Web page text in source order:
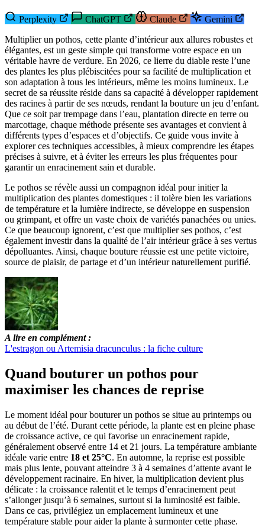
Perplexity ChatGPT Claude
Gemini
Multiplier un pothos, cette plante d’intérieur aux allures robustes et
élégantes, est un geste simple qui transforme votre espace en un
véritable havre de verdure. En 2026, ce lierre du diable reste l’une
des plantes les plus plébiscitées pour sa facilité de multiplication et
son adaptation à tous les intérieurs, même les moins lumineux. Le
secret de sa réussite réside dans sa capacité à développer rapidement
des racines à partir de ses nœuds, rendant la bouture un jeu d’enfant.
Que ce soit par trempage dans l’eau, plantation directe en terre ou
marcottage, chaque méthode présente ses avantages et convient à
différents types d’espaces et d’objectifs. Ce guide vous invite à
explorer ces techniques accessibles, à mieux comprendre les étapes
précises à suivre, et à éviter les erreurs les plus fréquentes pour
garantir un enracinement sain et durable.
Le pothos se révèle aussi un compagnon idéal pour initier la
multiplication des plantes domestiques : il tolère bien les variations
de température et la lumière indirecte, se développe en suspension
ou grimpant, et offre un vaste choix de variétés panachées ou unies.
Ce que beaucoup ignorent, c’est que multiplier ses pothos, c’est
également investir dans la qualité de l’air intérieur grâce à ses vertus
dépolluantes. Ainsi, chaque bouture réussie est une petite victoire,
source de plaisir, de partage et d’un intérieur naturellement purifié.
A lire en complément :
L'estragon ou Artemisia dracunculus : la fiche culture
Quand bouturer un pothos pour
maximiser les chances de reprise
Le moment idéal pour bouturer un pothos se situe au printemps ou
au début de l’été. Durant cette période, la plante est en pleine phase
de croissance active, ce qui favorise un enracinement rapide,
généralement observé entre 14 et 21 jours. La température ambiante
idéale varie entre 18 et 25°C. En automne, la reprise est possible
mais plus lente, pouvant atteindre 3 à 4 semaines d’attente avant le
développement racinaire. En hiver, la multiplication devient plus
délicate : la croissance ralentit et le temps d’enracinement peut
s’allonger jusqu’à 6 semaines, surtout si la luminosité est faible.
Dans ce cas, privilégiez un emplacement lumineux et une
température stable pour aider la plante à surmonter cette phase.